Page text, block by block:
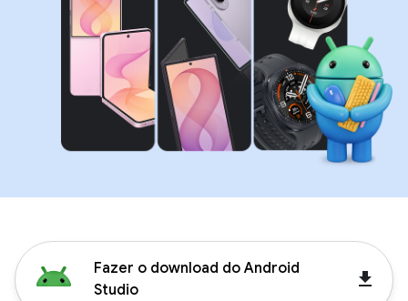
Fazer o download do Android
Studio
get_app